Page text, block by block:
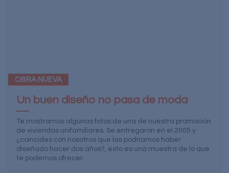
OBRA NUEVA
Un buen diseño no pasa de moda
Te mostramos algunas fotos de una de nuestra promoción
de viviendas unifamiliares. Se entregaron en el 2005 y
¿coincides con nosotros que las podríamos haber
diseñado hacer dos años?, esto es una muestra de lo que
te podemos ofrecer.